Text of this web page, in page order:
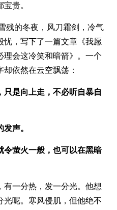
贵。
残的冬夜，风刀霜剑，冷气
忧，写下了一篇文章《我愿
理会这冷笑和暗箭》。一个
依然在云空飘荡：
只是向上走，不必听自暴自
声。
令萤火一般，也可以在黑暗
有一分热，发一分光。他想
光呢。寒风侵肌，但他绝不